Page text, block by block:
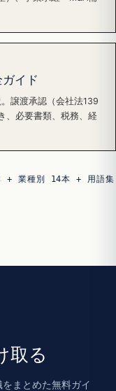
イド
譲渡承認（会社法139
、必要書類、税務、経
+ 業種別 14本 + 用語集
取る
まとめた無料ガイ